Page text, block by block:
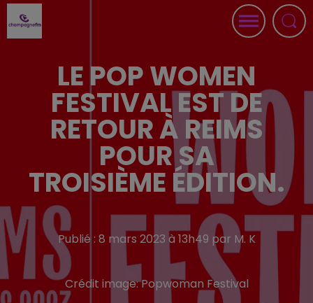
LE POP WOMEN
FESTIVAL EST DE
RETOUR À REIMS
POUR SA
TROISIÈME ÉDITION.
Publié : 8 mars 2023 à 13h49 par M. K
Crédit image:Popwoman Festival